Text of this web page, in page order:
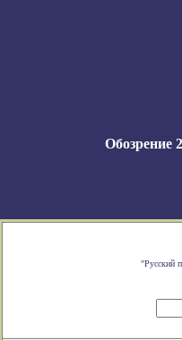
Обозрение
"Русский